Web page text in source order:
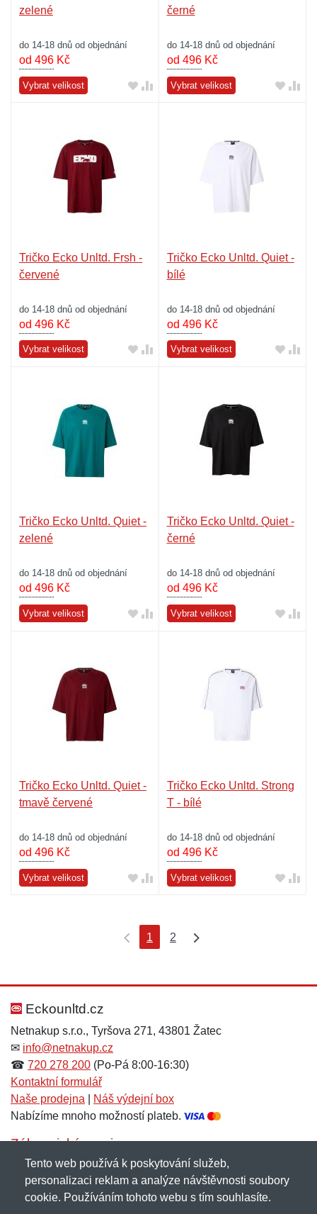
zelené
do 14-18 dnů od objednání
od 496 Kč
Vybrat velikost
černé
do 14-18 dnů od objednání
od 496Kč
Vybrat velikost
Tričko Ecko Unltd. Frsh -
červené
do 14-18 dnů od objednání
od 496 Kč
Vybrat velikost
Tričko Ecko Unltd. Quiet -
bílé
do 14-18 dnů od objednání
od 496Kč
Vybrat velikost
Tričko Ecko Unltd. Quiet -
zelené
do 14-18 dnů od objednání
od 496 Kč
Vybrat velikost
Tričko Ecko Unltd. Quiet -
černé
do 14-18 dnů od objednání
od 496Kč
Vybrat velikost
Tričko Ecko Unltd. Quiet -
tmavě červené
do 14-18 dnů od objednání
od 496 Kč
Vybrat velikost
Tričko Ecko Unltd. Strong
T - bílé
do 14-18 dnů od objednání
od 496Kč
Vybrat velikost
1 2
Eckounltd.cz
Netnakup s.r.o., Tyršova 271, 43801 Žatec
✉ info@netnakup.cz
☎ 720 278 200 (Po-Pá 8:00-16:30)
Kontaktní formulář
Naše prodejna
Náš výdejní box
Nabízíme mnoho možností plateb.
Zákaznický servis
Novinky emailem
Tento web používá k poskytování služeb,
personalizaci reklam a analýze návštěvnosti soubory
cookie. Používáním tohoto webu s tím souhlasíte.